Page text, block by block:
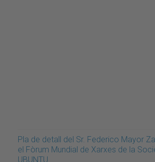
Pla de detall del Sr. Federico Mayor
el Fòrum Mundial de Xarxes de la
UBUNTU